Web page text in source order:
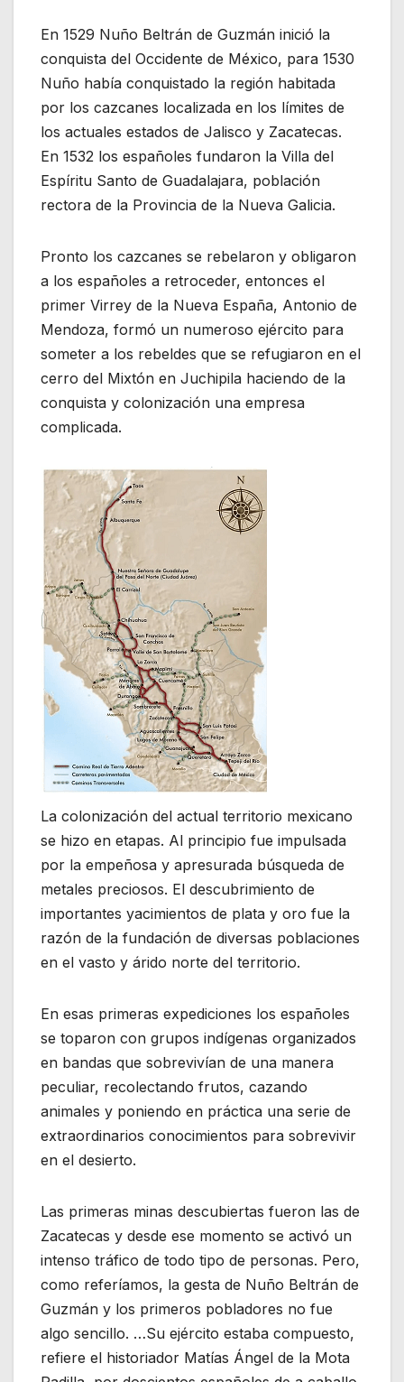
En 1529 Nuño Beltrán de Guzmán inició la
conquista del Occidente de México, para 1530
Nuño había conquistado la región habitada
por los cazcanes localizada en los límites de
los actuales estados de Jalisco y Zacatecas.
En 1532 los españoles fundaron la Villa del
Espíritu Santo de Guadalajara, población
rectora de la Provincia de la Nueva Galicia.
Pronto los cazcanes se rebelaron y obligaron
a los españoles a retroceder, entonces el
primer Virrey de la Nueva España, Antonio de
Mendoza, formó un numeroso ejército para
someter a los rebeldes que se refugiaron en el
cerro del Mixtón en Juchipila haciendo de la
conquista y colonización una empresa
complicada.
La colonización del actual territorio mexicano
se hizo en etapas. Al principio fue impulsada
por la empeñosa y apresurada búsqueda de
metales preciosos. El descubrimiento de
importantes yacimientos de plata y oro fue la
razón de la fundación de diversas poblaciones
en el vasto y árido norte del territorio.
En esas primeras expediciones los españoles
se toparon con grupos indígenas organizados
en bandas que sobrevivían de una manera
peculiar, recolectando frutos, cazando
animales y poniendo en práctica una serie de
extraordinarios conocimientos para sobrevivir
en el desierto.
Las primeras minas descubiertas fueron las de
Zacatecas y desde ese momento se activó un
intenso tráfico de todo tipo de personas. Pero,
como referíamos, la gesta de Nuño Beltrán de
Guzmán y los primeros pobladores no fue
algo sencillo. …Su ejército estaba compuesto,
refiere el historiador Matías Ángel de la Mota